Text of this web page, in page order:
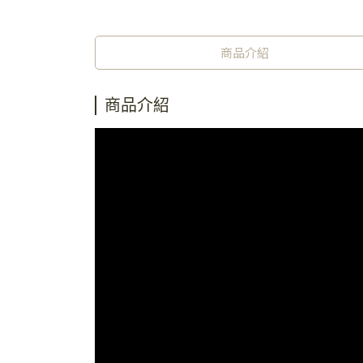
商品介紹
商品介紹